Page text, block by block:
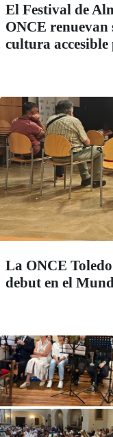
El Festival de
ONCE
cultura accesible
La ONCE
debut en el